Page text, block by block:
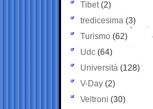
Tibet(2)
tredicesima (3)
Turismo (62)
Udc (64)
Università (128)
V-Day (2)
Veltroni (30)